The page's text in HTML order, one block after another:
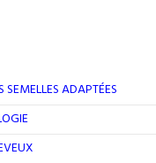
SEMELLES ADAPTÉES